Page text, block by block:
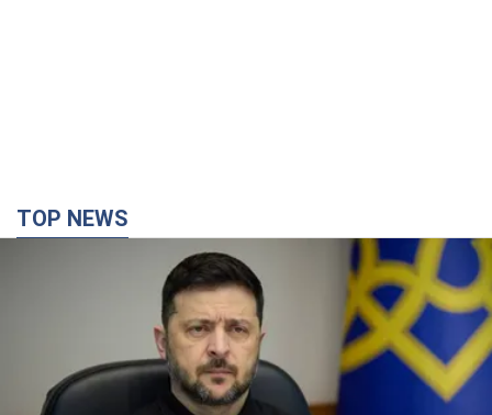
Украина будет уничтожать пусковые
установки российских баллистических ракет:
Зеленский провел заседание СНБО
Глава государства заявил, что установки будут атакованы
11 часов назад 125,0 т.